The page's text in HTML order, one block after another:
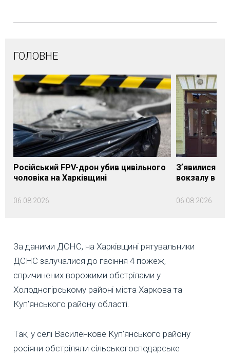
ГОЛОВНЕ
Російський FPV-дрон убив цивільного
чоловіка на Харківщині
06.08.2026
Зʼявилися
вокзалу в
06.08.2026
За даними ДСНС, на Харківщині рятувальники
ДСНС залучалися до гасіння 4 пожеж,
спричинених ворожими обстрілами у
Холодногірському районі міста Харкова та
Куп’янського району області.
Так, у селі Василенкове Куп’янського району
росіяни обстріляли сільськогосподарське